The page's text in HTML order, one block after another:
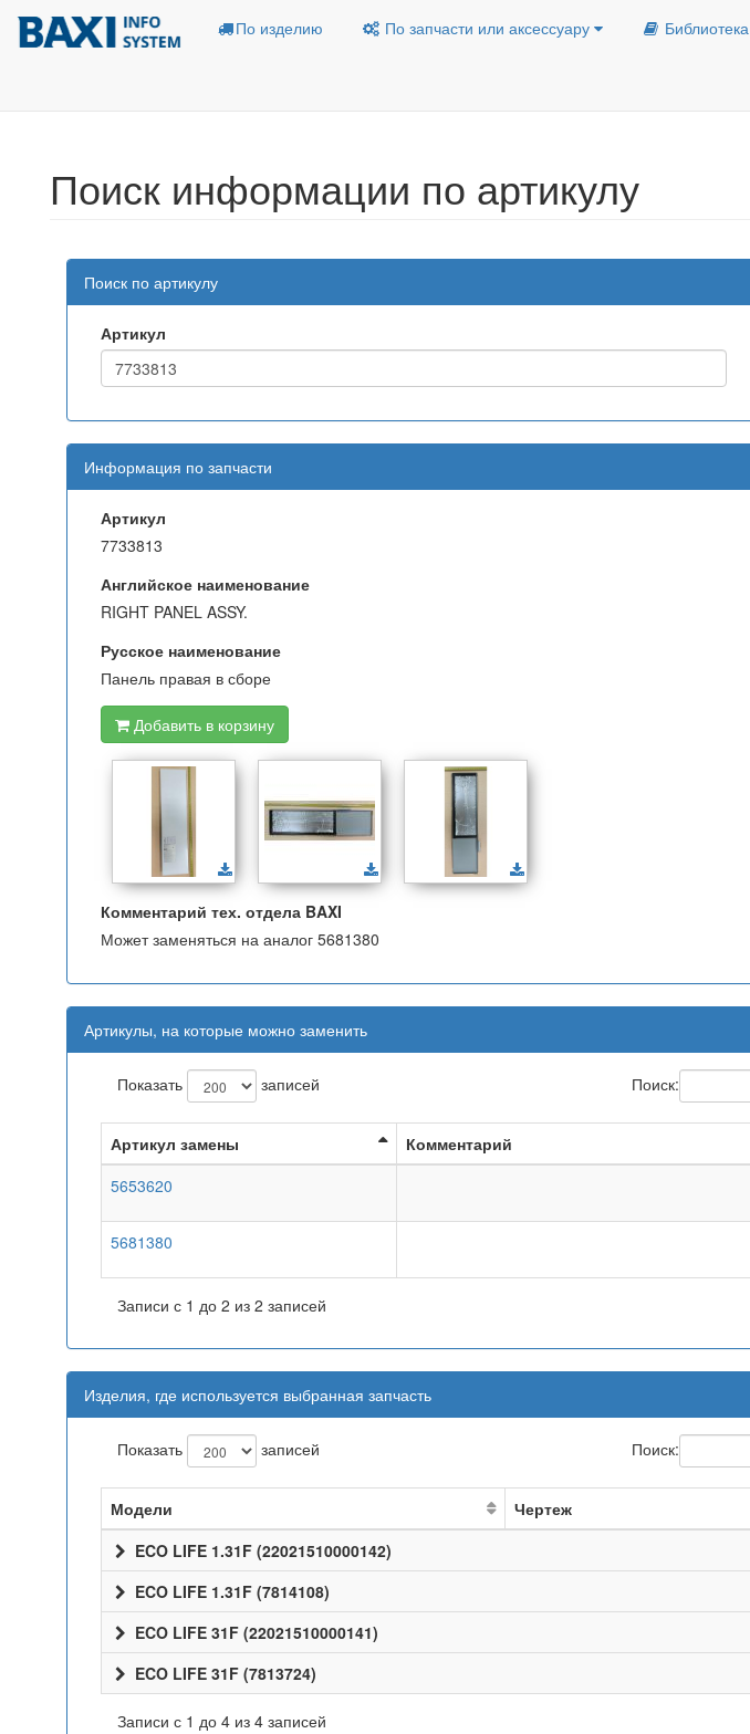
По изделию По запчасти или аксессуару Библиотека
Поиск информации по артикулу
Поиск по артикулу
Артикул
Информация по запчасти
Артикул
7733813
Английское наименование
RIGHT PANEL ASSY.
Русское наименование
Панель правая в сборе
Добавить в корзину
Комментарий тех. отдела BAXI
Может заменяться на аналог 5681380
Артикулы, на которые можно заменить
Показать записей Поиск:
Артикул замены Комментарий
5653620
5681380
Записи с 1 до 2 из 2 записей
Изделия, где используется выбранная запчасть
Показать записей Поиск:
Модели Чертеж
ECO LIFE 1.31F (22021510000142)
ECO LIFE 1.31F (7814108)
ECO LIFE 31F (22021510000141)
ECO LIFE 31F (7813724)
Записи с 1 до 4 из 4 записей